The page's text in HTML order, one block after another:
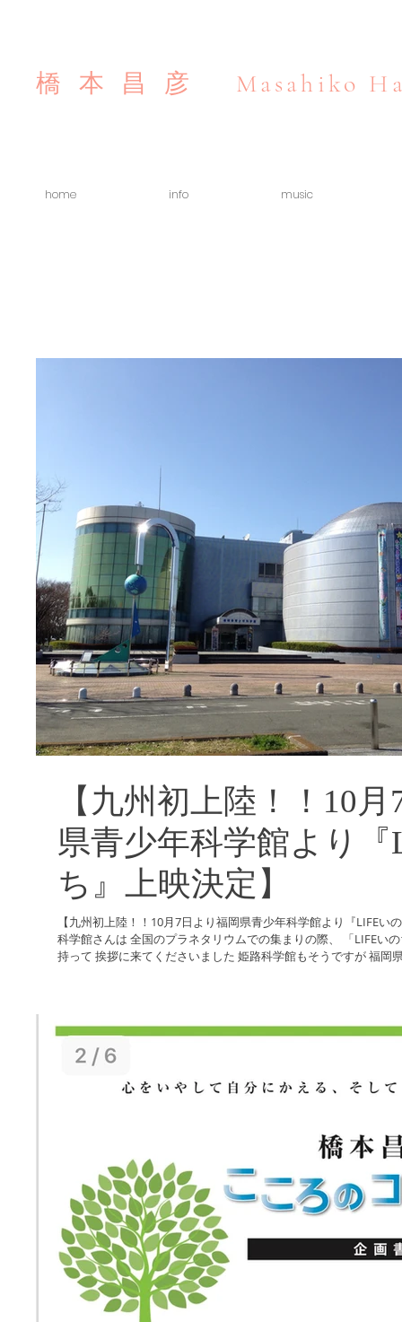
橋本昌彦 Masahiko
home info music
【九州初上陸！！10
県青少年科学館より
ち』上映決定】
【九州初上陸！！10月7日より福岡県青少年科学館より『LIFEい
科学館さんは 全国のプラネタリウムでの集まりの際、 「LIFEい
持って 挨拶に来てくださいました 姫路科学館もそうですが 福岡